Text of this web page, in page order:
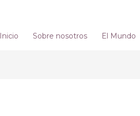
Inicio Sobre nosotros El Mundo